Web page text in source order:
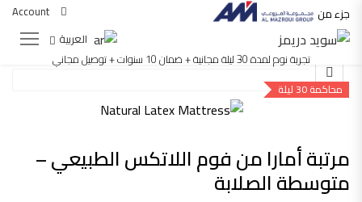
جزء من
العربية
تجربة نوم لمدة 30 ليلة مجانية + ضمان 10 سنوات + توصيل مجاني
محاكمة 30 ليلة
مرتبة أمارا من فوم اللاتكس الطبيعي –
متوسطة الصلابة